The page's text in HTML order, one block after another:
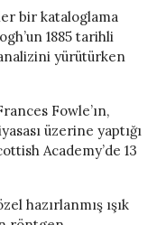
bir kataloglama
1885 tarihli
analizini yürütürken
Fowle’ın,
üzerine yaptığı
Academy’de 13
hazırlanmış ışık